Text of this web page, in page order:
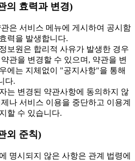
의 효력과 변경)
은 서비스 메뉴에 게시하여 공시함
력을 발생합니다.
보원은 합리적 사유가 발생한 경우
관을 변경할 수 있으며, 약관을 변
에는 지체없이 "공지사항"을 통해
다.
는 변경된 약관사항에 동의하지 않
나 서비스 이용을 중단하고 이용계
할 수 있습니다.
외 준칙)
명시되지 않은 사항은 관계 법령에